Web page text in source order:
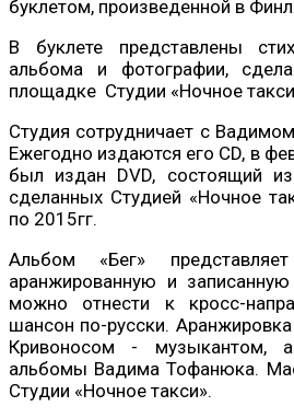
буклетом, произведенной в
В буклете представлены
альбома и фотографии,
площадке Студии «Ночное
Студия сотрудничает с
Ежегодно издаются его CD, в
был издан DVD, состоящий
сделанных Студией «Ночное
по 2015гг.
Альбом «Бег»
аранжированную и
можно отнести к кросс-
шансон по-русски.
Кривоносом - музыкантом,
альбомы Вадима Тофанюка.
Студии «Ночное такси».